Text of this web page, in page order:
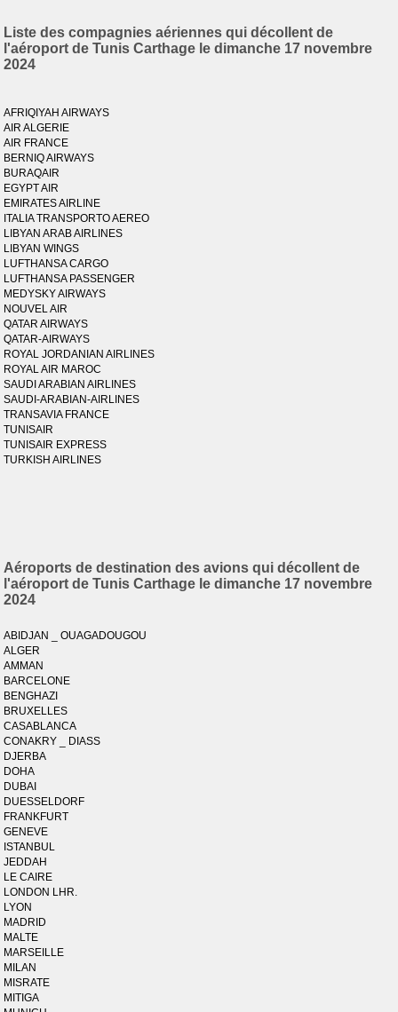
Liste des compagnies aériennes qui décollent de
l'aéroport de Tunis Carthage le dimanche 17 novembre
2024
AFRIQIYAH AIRWAYS
AIR ALGERIE
AIR FRANCE
BERNIQ AIRWAYS
BURAQAIR
EGYPT AIR
EMIRATES AIRLINE
ITALIA TRANSPORTO AEREO
LIBYAN ARAB AIRLINES
LIBYAN WINGS
LUFTHANSA CARGO
LUFTHANSA PASSENGER
MEDYSKY AIRWAYS
NOUVEL AIR
QATAR AIRWAYS
QATAR-AIRWAYS
ROYAL JORDANIAN AIRLINES
ROYAL AIR MAROC
SAUDI ARABIAN AIRLINES
SAUDI-ARABIAN-AIRLINES
TRANSAVIA FRANCE
TUNISAIR
TUNISAIR EXPRESS
TURKISH AIRLINES
Aéroports de destination des avions qui décollent de
l'aéroport de Tunis Carthage le dimanche 17 novembre
2024
ABIDJAN _ OUAGADOUGOU
ALGER
AMMAN
BARCELONE
BENGHAZI
BRUXELLES
CASABLANCA
CONAKRY _ DIASS
DJERBA
DOHA
DUBAI
DUESSELDORF
FRANKFURT
GENEVE
ISTANBUL
JEDDAH
LE CAIRE
LONDON LHR.
LYON
MADRID
MALTE
MARSEILLE
MILAN
MISRATE
MITIGA